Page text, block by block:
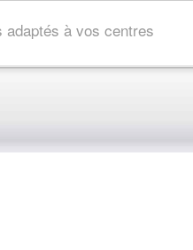
à vos centres